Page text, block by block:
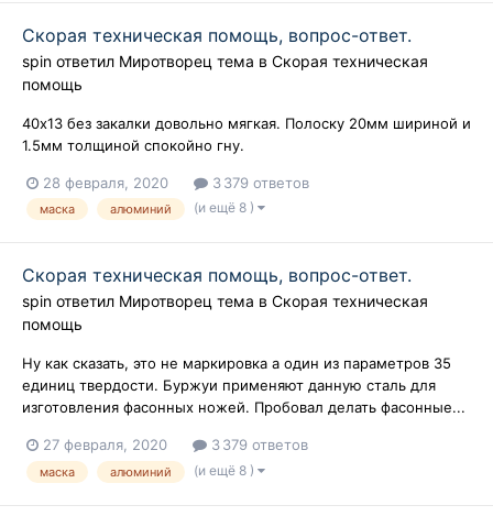
Скорая техническая помощь, вопрос-ответ.
spin ответил Миротворец тема в Скорая техническая
помощь
40х13 без закалки довольно мягкая. Полоску 20мм шириной и
1.5мм толщиной спокойно гну.
28 февраля, 2020 3 379 ответов
маска алюминий (и ещё 8 )
Скорая техническая помощь, вопрос-ответ.
spin ответил Миротворец тема в Скорая техническая
помощь
Ну как сказать, это не маркировка а один из параметров 35
единиц твердости. Буржуи применяют данную сталь для
изготовления фасонных ножей. Пробовал делать фасонные...
27 февраля, 2020 3 379 ответов
маска алюминий (и ещё 8 )